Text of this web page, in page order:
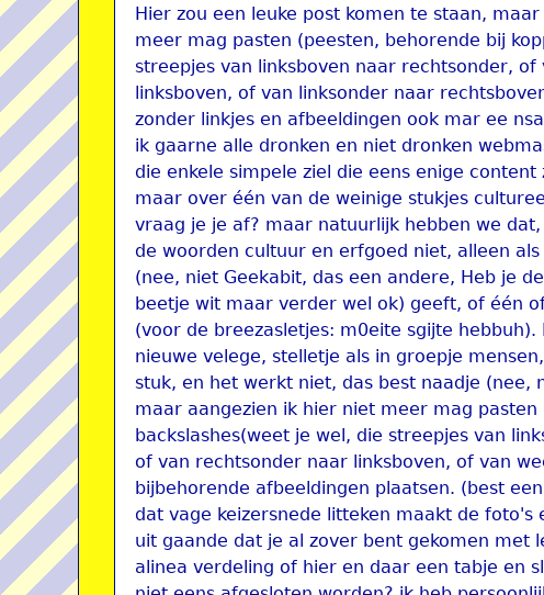
Hier zou een leuke post komen te staan,
meer mag pasten (peesten, behorende bij
streepjes van linksboven naar rechtsonder,
linksboven, of van linksonder naar
zonder linkjes en afbeeldingen ook mar ee
ik gaarne alle dronken en niet dronken
die enkele simpele ziel die eens enige
maar over één van de weinige stukjes
vraag je je af? maar natuurlijk hebben we
de woorden cultuur en erfgoed niet, alleen
(nee, niet Geekabit, das een andere, Heb je
beetje wit maar verder wel ok) geeft, of één
(voor de breezasletjes: m0eite sgijte
nieuwe velege, stelletje als in groepje
stuk, en het werkt niet, das best naadje (nee,
maar aangezien ik hier niet meer mag
backslashes(weet je wel, die streepjes van
of van rechtsonder naar linksboven, of van
bijbehorende afbeeldingen plaatsen. (best
dat vage keizersnede litteken maakt de
uit gaande dat je al zover bent gekomen met
alinea verdeling of hier en daar een tabje en